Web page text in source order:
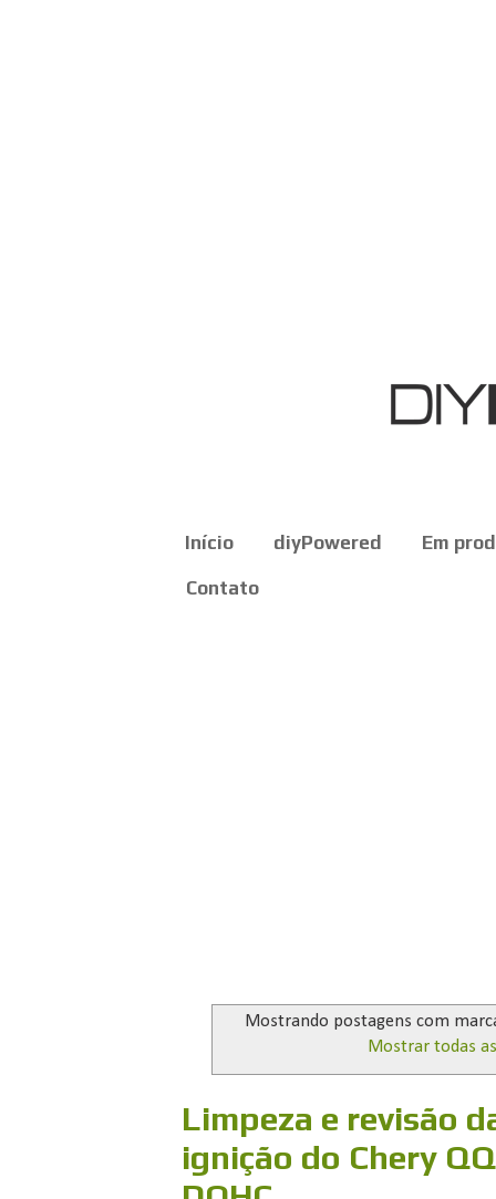
Início diyPowered Em
Contato
Mostrando postagens com
Mostrar todas
Limpeza e revisão
ignição do Chery